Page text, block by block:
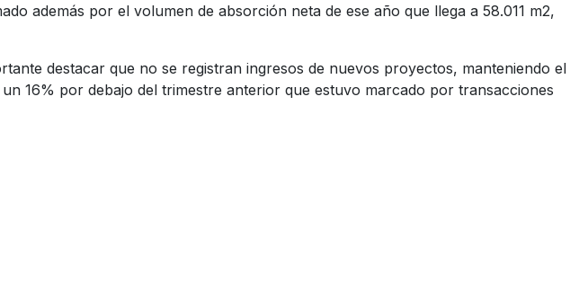
además por el volumen de absorción neta de ese año que llega a 58.011 m2,
destacar que no se registran ingresos de nuevos proyectos, manteniendo el
16% por debajo del trimestre anterior que estuvo marcado por transacciones